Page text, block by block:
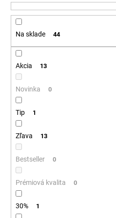
u
k
Na sklade 44
Akcia 13
Novinka 0
Tip 1
Zľava 13
Bestseller 0
Prémiová kvalita 0
30% 1
á
ť
O